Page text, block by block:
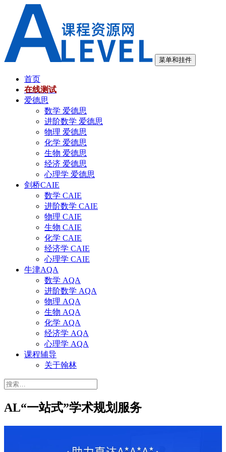
菜单和挂件
首页
在线测试
爱德思
数学 爱德思
进阶数学 爱德思
物理 爱德思
化学 爱德思
生物 爱德思
经济 爱德思
心理学 爱德思
剑桥CAIE
数学 CAIE
进阶数学 CAIE
物理 CAIE
生物 CAIE
化学 CAIE
经济学 CAIE
心理学 CAIE
牛津AQA
数学 AQA
进阶数学 AQA
物理 AQA
生物 AQA
化学 AQA
经济学 AQA
心理学 AQA
课程辅导
关于翰林
搜
AL“一站式”学术规划服务